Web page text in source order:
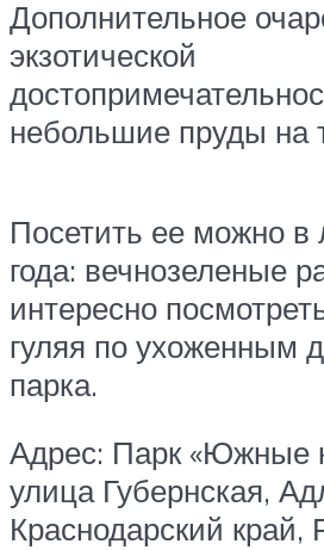
Дополнительное
экзотической
небольшие пруды на
Посетить ее можно
года: вечнозеленые
интересно
гуляя по ухоженным
парка.
Адрес: Парк «Южные
улица Губернская,
Краснодарский край,